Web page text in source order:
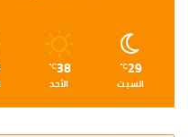
29
℃
السبت
38
℃
الأحد